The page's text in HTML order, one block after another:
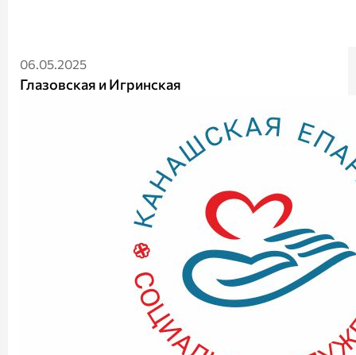
06.05.2025
Глазовская и Игринская